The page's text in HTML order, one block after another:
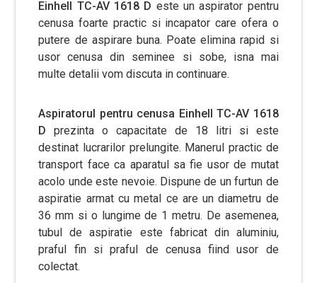
Einhell TC-AV 1618 D este un aspirator pentru
cenusa foarte practic si incapator care ofera o
putere de aspirare buna. Poate elimina rapid si
usor cenusa din seminee si sobe, isna mai
multe detalii vom discuta in continuare.
Aspiratorul pentru cenusa Einhell TC-AV 1618
Dprezinta o capacitate de 18 litri si este
destinat lucrarilor prelungite. Manerul practic de
transport face ca aparatul sa fie usor de mutat
acolo unde este nevoie. Dispune de un furtun de
aspiratie armat cu metal ce are un diametru de
36 mm si o lungime de 1 metru. De asemenea,
tubul de aspiratie este fabricat din aluminiu,
praful fin si praful de cenusa fiind usor de
colectat.